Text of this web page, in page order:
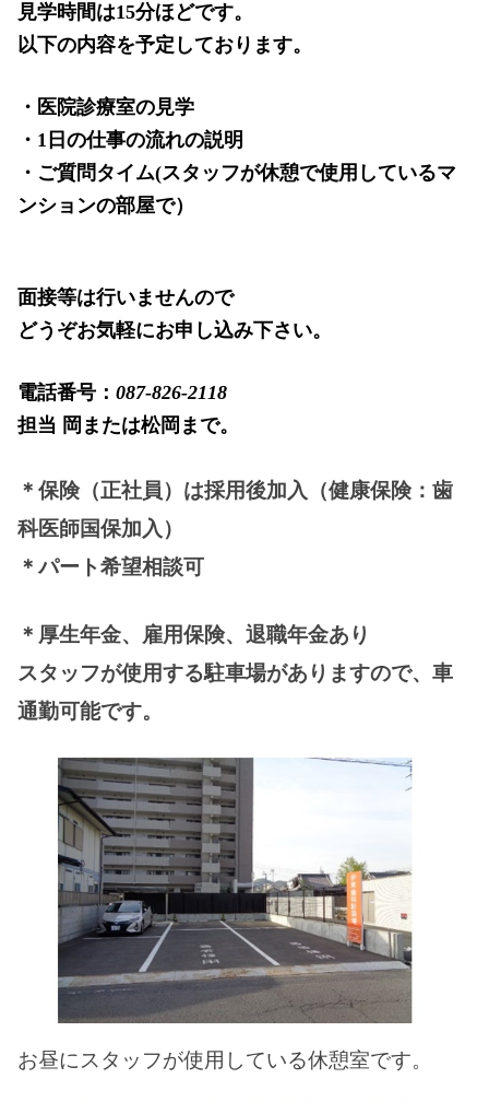
見学時間は15分ほどです。
以下の内容を予定しております。
・医院診療室の見学
・ 1 日の仕事の流れの説明
・ご質問タイム(スタッフが休憩で使用しているマ
ンションの部屋で）
面接等は行いませんので
どうぞお気軽にお申し込み下さい。
電話番号： 087-826-2118
担当 岡または松岡まで。
＊保険（正社員）は採用後加入（健康保険：歯
科医師国保加入）
＊パート希望相談可
＊厚生年金、雇用保険、退職年金あり
スタッフが使用する駐車場がありますので、車
通勤可能です。
お昼にスタッフが使用している休憩室です。